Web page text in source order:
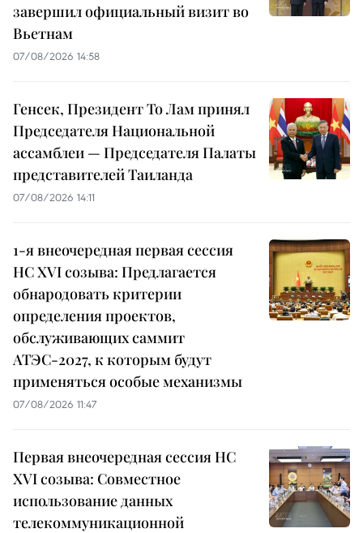
завершил официальный визит во
Вьетнам
07/08/2026 14:58
Генсек, Президент То Лам принял
Председателя Национальной
ассамблеи — Председателя Палаты
представителей Таиланда
07/08/2026 14:11
1-я внеочередная первая сессия
НС XVI созыва: Предлагается
обнародовать критерии
определения проектов,
обслуживающих саммит
АТЭС-2027, к которым будут
применяться особые механизмы
07/08/2026 11:47
Первая внеочередная сессия НС
XVI созыва: Совместное
использование данных
телекоммуникационной